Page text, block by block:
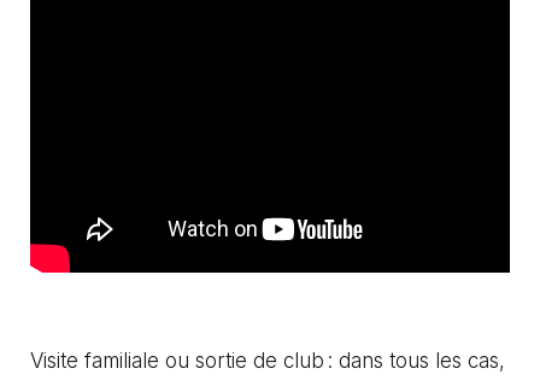
Visite familiale ou sortie de club : dans tous les cas,